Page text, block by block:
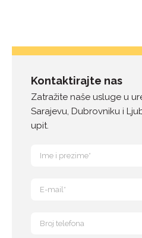
Kontaktirajte nas
Zatražite naše usluge u
Sarajevu, Dubrovniku i
upit.